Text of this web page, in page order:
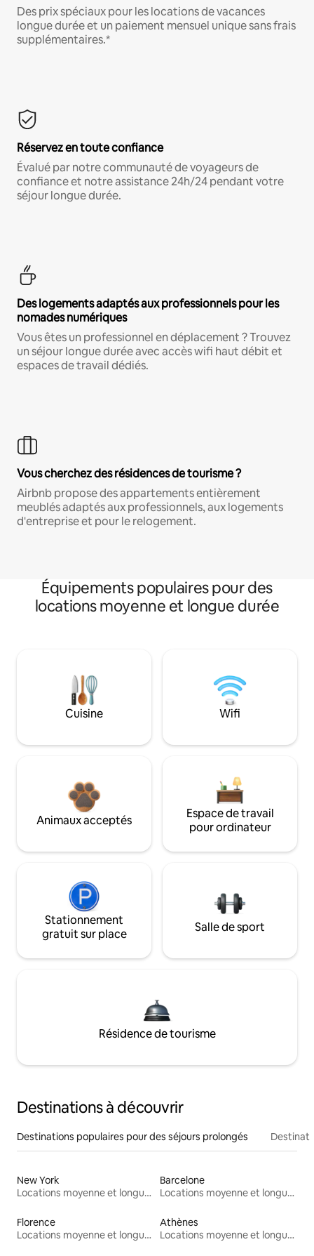
Des prix spéciaux pour les locations de vacances
longue durée et un paiement mensuel unique sans frais
supplémentaires.*
Réservez en toute confiance
Évalué par notre communauté de voyageurs de
confiance et notre assistance 24h/24 pendant votre
séjour longue durée.
Des logements adaptés aux professionnels pour les
nomades numériques
Vous êtes un professionnel en déplacement ? Trouvez
un séjour longue durée avec accès wifi haut débit et
espaces de travail dédiés.
Vous cherchez des résidences de tourisme ?
Airbnb propose des appartements entièrement
meublés adaptés aux professionnels, aux logements
d'entreprise et pour le relogement.
Équipements populaires pour des
locations moyenne et longue durée
Cuisine Wifi
Animaux acceptés
Espace de travail
pour ordinateur
Stationnement
gratuit sur place
Salle de sport
Résidence de tourisme
Destinations à découvrir
Destinations populaires pour des séjours prolongés
New York
Locations moyenne et longue durée
Barcelone
Locations moyenne et longue durée
Florence
Locations moyenne et longue durée
Athènes
Locations moyenne et longue durée